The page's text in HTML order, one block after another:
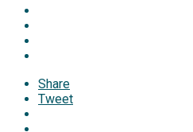
Share
Tweet